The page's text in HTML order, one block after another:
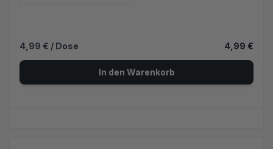
4,99 € / Dose 4,99 €
In den Warenkorb